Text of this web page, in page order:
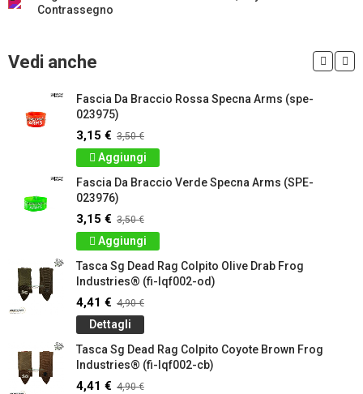
Contrassegno
Vedi anche
Fascia Da Braccio Rossa Specna Arms (spe-
023975)
3,15 € 3,50 €
Aggiungi
Fascia Da Braccio Verde Specna Arms (SPE-
023976)
3,15 € 3,50 €
Aggiungi
Tasca Sg Dead Rag Colpito Olive Drab Frog
Industries® (fi-lqf002-od)
4,41 € 4,90 €
Dettagli
Tasca Sg Dead Rag Colpito Coyote Brown Frog
Industries® (fi-lqf002-cb)
4,41 € 4,90 €